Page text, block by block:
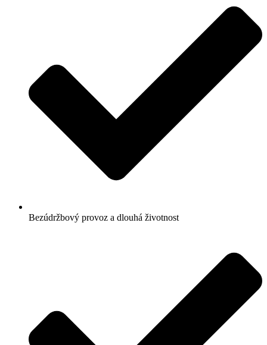
Bezúdržbový provoz a dlouhá životnost